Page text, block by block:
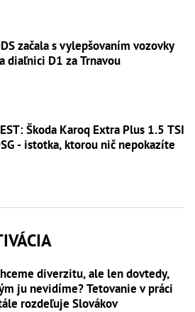
začala s vylepšovaním vozovky
diaľnici D1 za Trnavou
Škoda Karoq Extra Plus 1.5 TSI
- istotka, ktorou nič nepokazíte
diverzitu, ale len dovtedy,
ju nevidíme? Tetovanie v práci
rozdeľuje Slovákov